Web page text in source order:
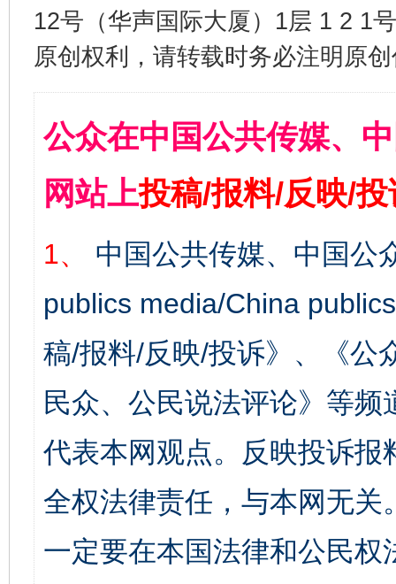
12号（华声国际大厦）1层 1 2 1
原创权利，请转载时务必注明原
公众在中国公共传媒、
网站上投稿/报料/反映/
1、
中国公共传媒、中国公
publics media/China
稿/报料/反映/投诉》、《公
民众、公民说法评论》等
代表本网观点。反映投诉
全权法律责任，与本网无
一定要在本国法律和公民